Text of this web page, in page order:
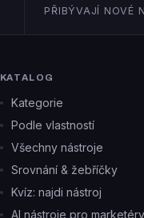
PŘIBÝVAJÍ NOVÉ
KATALOG
Kategorie
Podle vlastností
Všechny nástroje
Srovnání & žebříčky
Kvíz: najdi nástroj
AI nástroje pro marketéry